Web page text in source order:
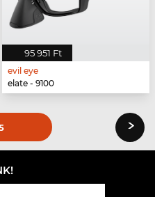
95 951 Ft
evil eye
elate - 9100
›